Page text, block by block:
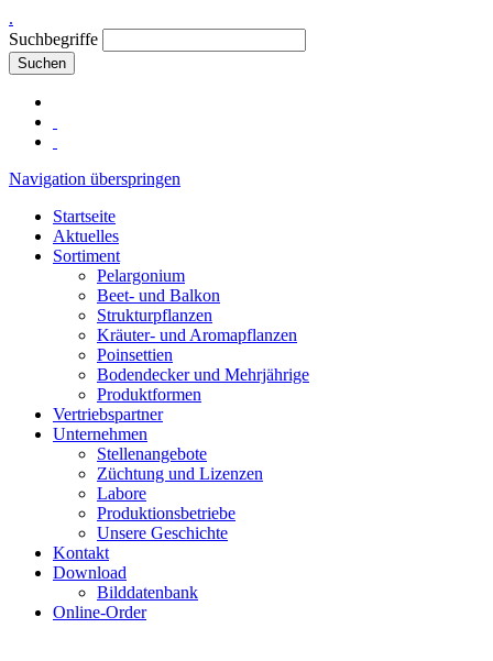
.
Suchbegriffe
Suchen
Navigation überspringen
Startseite
Aktuelles
Sortiment
Pelargonium
Beet- und Balkon
Strukturpflanzen
Kräuter- und Aromapflanzen
Poinsettien
Bodendecker und Mehrjährige
Produktformen
Vertriebspartner
Unternehmen
Stellenangebote
Züchtung und Lizenzen
Labore
Produktionsbetriebe
Unsere Geschichte
Kontakt
Download
Bilddatenbank
Online-Order